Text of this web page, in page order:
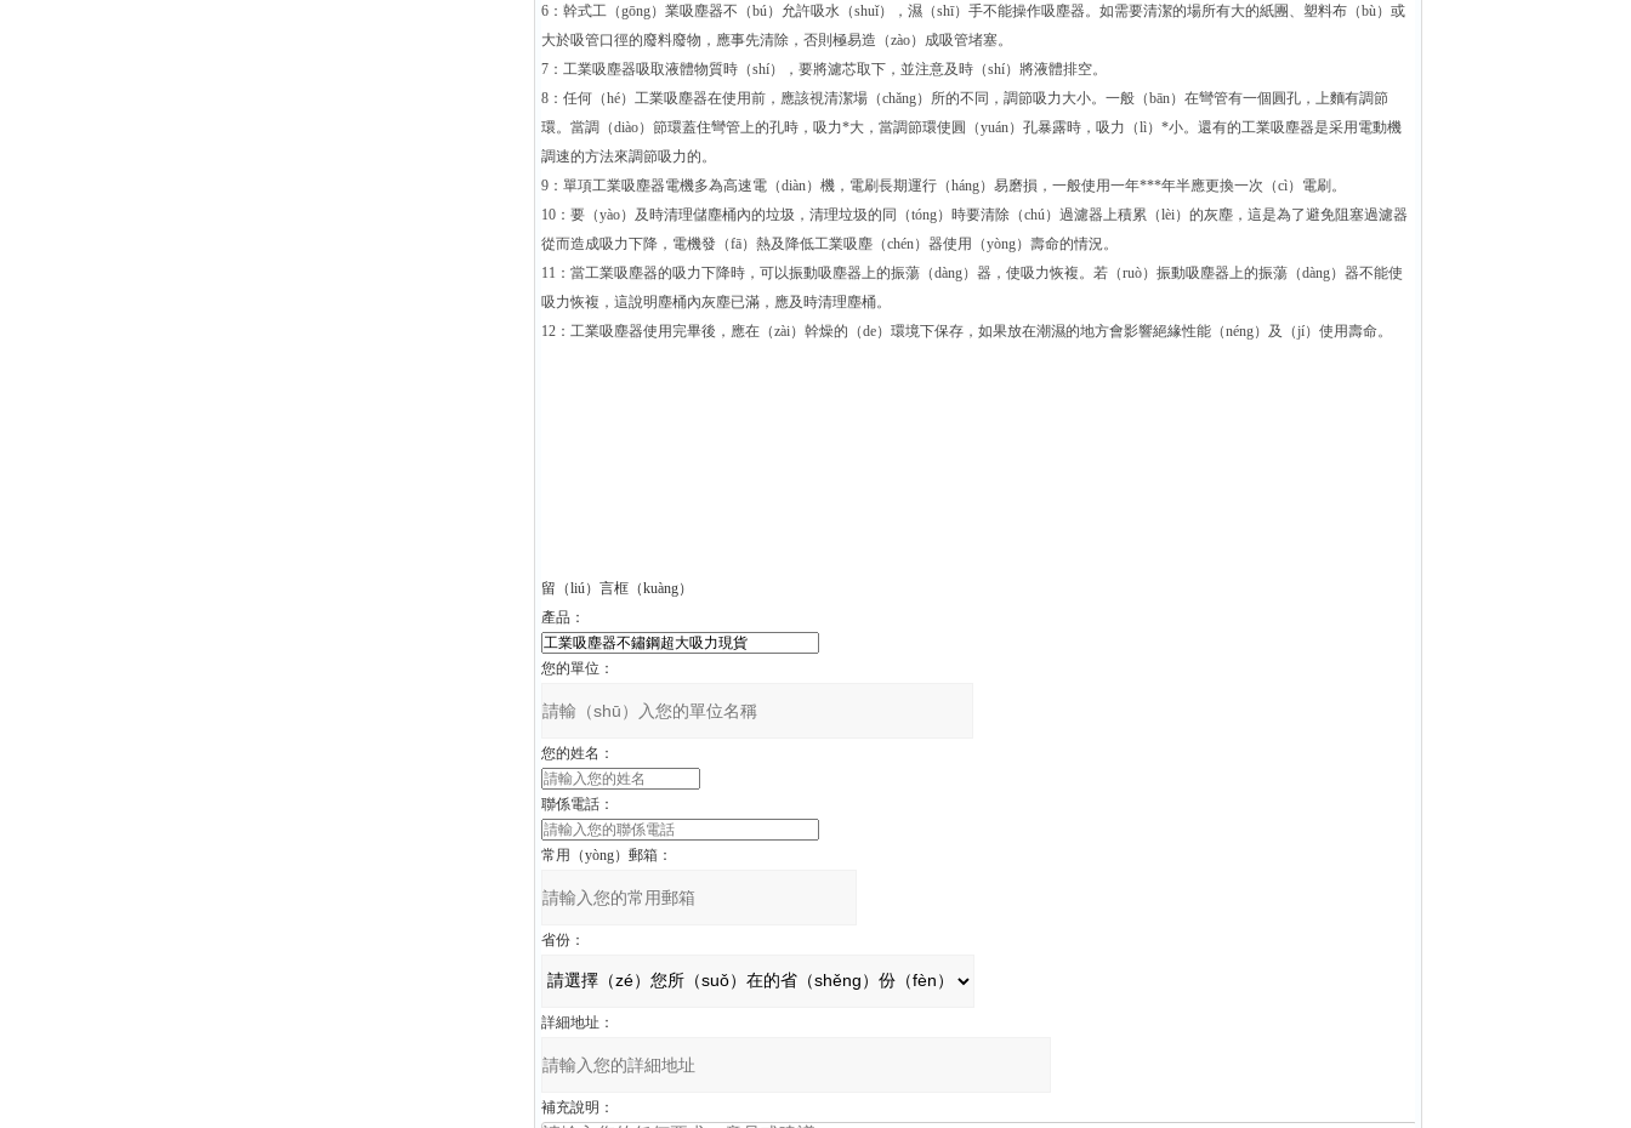
6：幹式工（gōng）業吸塵器不（bú）允許吸水（shuǐ），濕（shī）手不能操作吸塵器。如需要清潔的場所有大的紙團、塑料布（bù）或
大於吸管口徑的廢料廢物，應事先清除，否則極易造（zào）成吸管堵塞。
7：工業吸塵器吸取液體物質時（shí），要將濾芯取下，並注意及時（shí）將液體排空。
8：任何（hé）工業吸塵器在使用前，應該視清潔場（chǎng）所的不同，調節吸力大小。一般（bān）在彎管有一個圓孔，上麵有調節
環。當調（diào）節環蓋住彎管上的孔時，吸力*大，當調節環使圓（yuán）孔暴露時，吸力（lì）*小。還有的工業吸塵器是采用電動機
調速的方法來調節吸力的。
9：單項工業吸塵器電機多為高速電（diàn）機，電刷長期運行（háng）易磨損，一般使用一年***年半應更換一次（cì）電刷。
10：要（yào）及時清理儲塵桶內的垃圾，清理垃圾的同（tóng）時要清除（chú）過濾器上積累（lèi）的灰塵，這是為了避免阻塞過濾器
從而造成吸力下降，電機發（fā）熱及降低工業吸塵（chén）器使用（yòng）壽命的情況。
11：當工業吸塵器的吸力下降時，可以振動吸塵器上的振蕩（dàng）器，使吸力恢複。若（ruò）振動吸塵器上的振蕩（dàng）器不能使
吸力恢複，這說明塵桶內灰塵已滿，應及時清理塵桶。
12：工業吸塵器使用完畢後，應在（zài）幹燥的（de）環境下保存，如果放在潮濕的地方會影響絕緣性能（néng）及（jí）使用壽命。
留（liú）言框（kuàng）
產品：
您的單位：
您的姓名：
聯係電話：
常用（yòng）郵箱：
省份：
詳細地址：
補充說明：